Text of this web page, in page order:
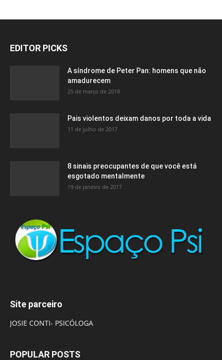
EDITOR PICKS
A síndrome de Peter Pan: homens que não
amadurecem
25 de março de 2018
Pais violentos deixam danos por toda a vida
11 de julho de 2017
8 sinais preocupantes de que você está
esgotado mentalmente
19 de janeiro de 2017
Site parceiro
JOSIE CONTI- PSICÓLOGA
POPULAR POSTS